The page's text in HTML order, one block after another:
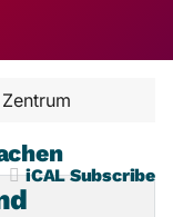
iCAL Subscribe